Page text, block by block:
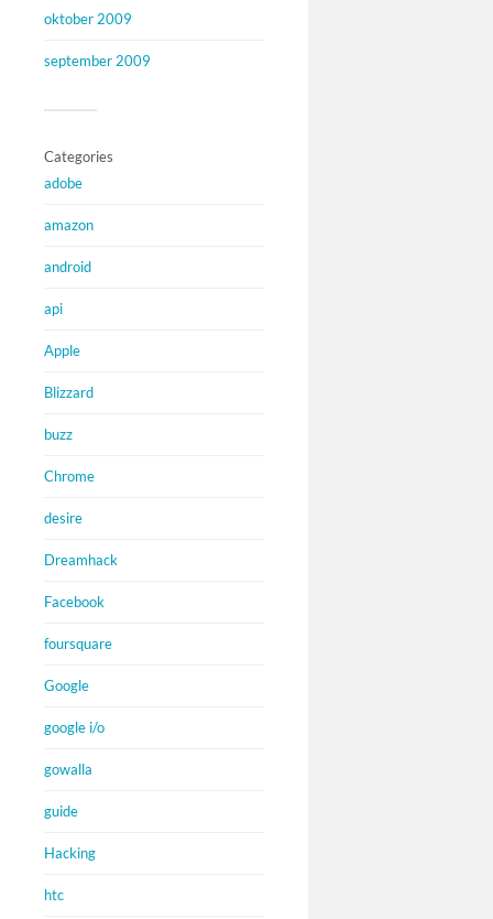
oktober 2009
september 2009
Categories
adobe
amazon
android
api
Apple
Blizzard
buzz
Chrome
desire
Dreamhack
Facebook
foursquare
Google
google i/o
gowalla
guide
Hacking
htc